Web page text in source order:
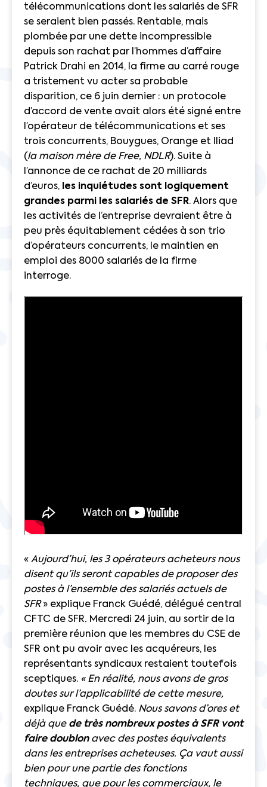
télécommunications dont les salariés de SFR
se seraient bien passés. Rentable, mais
plombée par une dette incompressible
depuis son rachat par l’hommes d’affaire
Patrick Drahi en 2014, la firme au carré rouge
a tristement vu acter sa probable
disparition, ce 6 juin dernier : un protocole
d’accord de vente avait alors été signé entre
l’opérateur de télécommunications et ses
trois concurrents, Bouygues, Orange et Iliad
(la maison mère de Free, NDLR). Suite à
l’annonce de ce rachat de 20 milliards
d’euros, les inquiétudes sont logiquement
grandes parmi les salariés de SFR. Alors que
les activités de l’entreprise devraient être à
peu près équitablement cédées à son trio
d’opérateurs concurrents, le maintien en
emploi des 8000 salariés de la firme
interroge.
« Aujourd’hui, les 3 opérateurs acheteurs nous
disent qu’ils seront capables de proposer des
postes à l’ensemble des salariés actuels de
SFR» explique Franck Guédé, délégué central
CFTC de SFR. Mercredi 24 juin, au sortir de la
première réunion que les membres du CSE de
SFR ont pu avoir avec les acquéreurs, les
représentants syndicaux restaient toutefois
sceptiques. « En réalité, nous avons de gros
doutes sur l’applicabilité de cette mesure,
explique Franck Guédé. Nous savons d’ores et
déjà que de très nombreux postes à SFR vont
faire doublonavec des postes équivalents
dans les entreprises acheteuses. Ça vaut aussi
bien pour une partie des fonctions
techniques, que pour les commerciaux, le